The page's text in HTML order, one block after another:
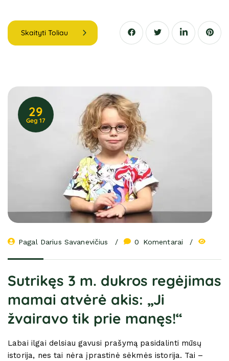
Skaityti Toliau
29
Geg 17
Pagal Darius Savanevičius 0 Komentarai
Sutrikęs 3 m. dukros regėjimas
mamai atvėrė akis: „Ji
žvairavo tik prie manęs!“
Labai ilgai delsiau gavusi prašymą pasidalinti mūsų
istorija, nes tai nėra įprastinė sėkmės istorija. Tai –